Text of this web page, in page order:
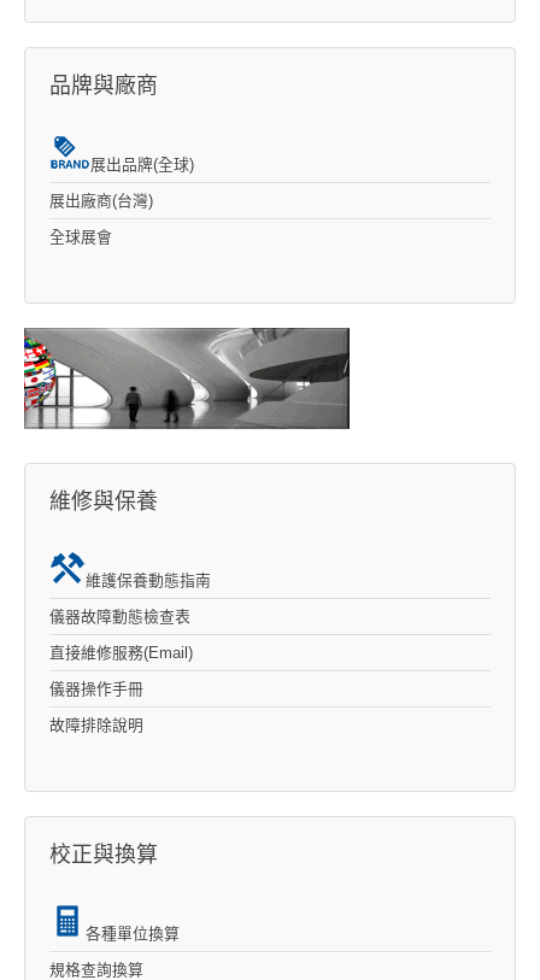
品牌與廠商
展出品牌(全球)
展出廠商(台灣)
全球展會
維修與保養
維護保養動態指南
儀器故障動態檢查表
直接維修服務(Email)
儀器操作手冊
故障排除說明
校正與換算
各種單位換算
規格查詢換算